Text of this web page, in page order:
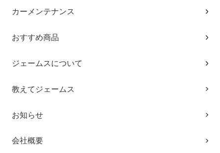
カーメンテナンス
おすすめ商品
ジェームスについて
教えてジェームス
お知らせ
会社概要